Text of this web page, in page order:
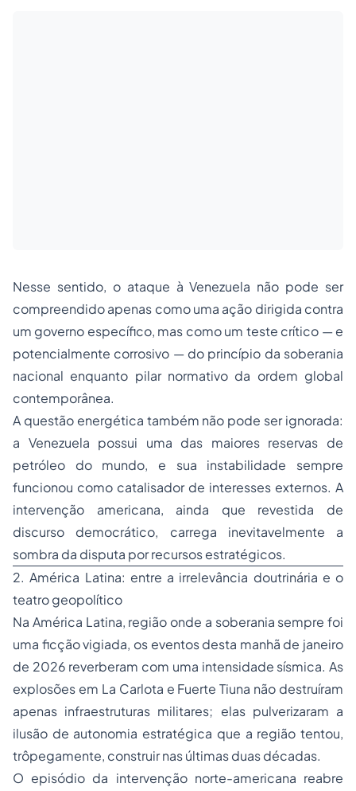
Nesse sentido, o ataque à Venezuela não pode ser
compreendido apenas como uma ação dirigida contra
um governo específico, mas como um teste crítico — e
potencialmente corrosivo — do princípio da soberania
nacional enquanto pilar normativo da ordem global
contemporânea.
A questão energética também não pode ser ignorada:
a Venezuela possui uma das maiores reservas de
petróleo do mundo, e sua instabilidade sempre
funcionou como catalisador de interesses externos. A
intervenção americana, ainda que revestida de
discurso democrático, carrega inevitavelmente a
sombra da disputa por recursos estratégicos.
2. América Latina: entre a irrelevância doutrinária e o
teatro geopolítico
Na América Latina, região onde a soberania sempre foi
uma ficção vigiada, os eventos desta manhã de janeiro
de 2026 reverberam com uma intensidade sísmica. As
explosões em La Carlota e Fuerte Tiuna não destruíram
apenas infraestruturas militares; elas pulverizaram a
ilusão de autonomia estratégica que a região tentou,
trôpegamente, construir nas últimas duas décadas.
O episódio da intervenção norte-americana reabre